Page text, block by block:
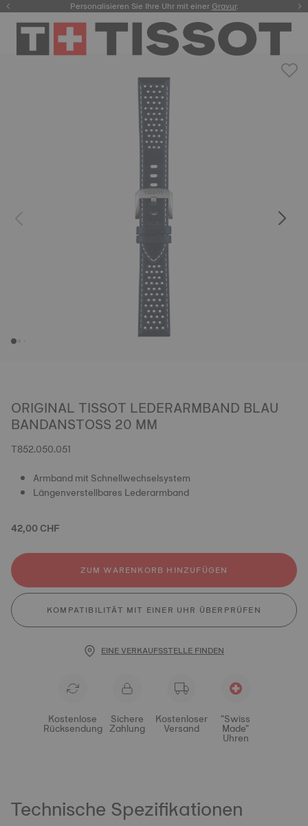
Personalisieren Sie Ihre Uhr mit einerGravur.
hier.
ORIGINAL TISSOT LEDERARMBAND BLAU
BANDANSTOSS 20 MM
T852.050.051
Armband mit Schnellwechselsystem
Längenverstellbares Lederarmband
42,00 CHF
ZUM WARENKORB HINZUFÜGEN
KOMPATIBILITÄT MIT EINER UHR ÜBERPRÜFEN
EINE VERKAUFSSTELLE FINDEN
Kostenlose
Rücksendung
Sichere
Zahlung
Kostenloser
Versand
"Swiss
Made"
Uhren
Technische Spezifikationen